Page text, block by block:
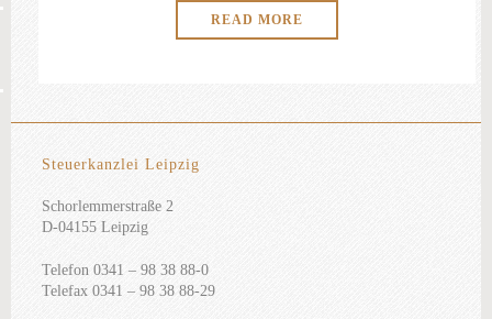
READ MORE
Steuerkanzlei Leipzig
Schorlemmerstraße 2
D-04155 Leipzig
Telefon 0341 – 98 38 88-0
Telefax 0341 – 98 38 88-29